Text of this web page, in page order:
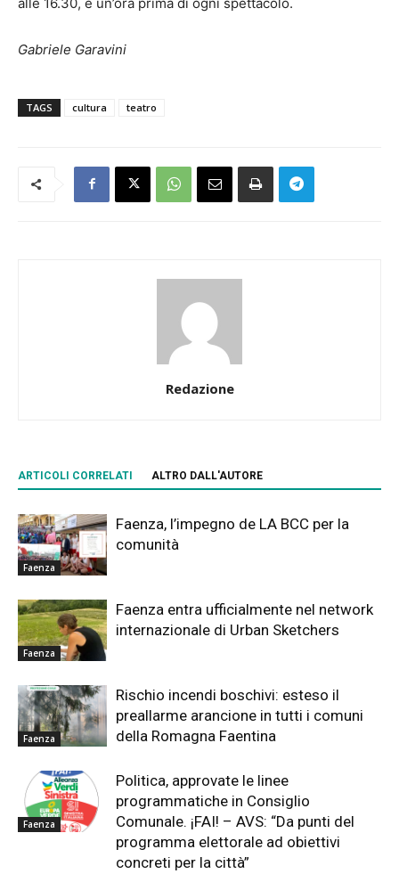
Gabriele Garavini
TAGS cultura teatro
Redazione
ARTICOLI CORRELATI ALTRO DALL'AUTORE
Faenza
Faenza, l’impegno de LA BCC per la
comunità
Faenza
Faenza entra ufficialmente nel network
internazionale di Urban Sketchers
Faenza
Rischio incendi boschivi: esteso il
preallarme arancione in tutti i comuni
della Romagna Faentina
Faenza
Politica, approvate le linee
programmatiche in Consiglio
Comunale. ¡FAI! – AVS: “Da punti del
programma elettorale ad obiettivi
concreti per la città”